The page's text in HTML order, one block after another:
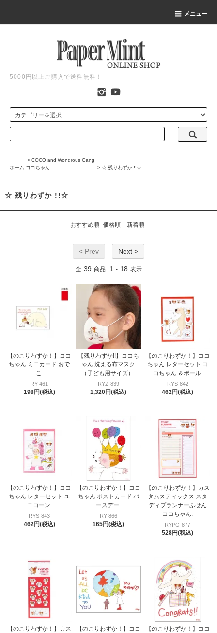
メニュー
5000円以上ご購入で送料無料！
ホーム
> COCO and Wondrous Gang
ココちゃん
> ☆ 残りわずか !!☆
☆ 残りわずか !!☆
おすすめ順 価格順 新着順
< Prev Next >
全 39 商品 1 - 18 表示
【のこりわずか！】ココ
ちゃん ミニカード おで
こ.
RY-461
198円(税込)
【残りわずか!!】ココち
ゃん 洗える布マスク
（子ども用サイズ）.
RYZ-839
1,320円(税込)
【のこりわずか！】ココ
ちゃん レターセット コ
コちゃん ＆ポール.
RYS-842
462円(税込)
【のこりわずか！】ココ
ちゃん レターセット ユ
ニコーン.
RYS-843
462円(税込)
【のこりわずか！】ココ
ちゃん ポストカード バ
ースデー.
RY-866
165円(税込)
【のこりわずか！】カス
タムスティックス スタ
ディプランナーふせん
ココちゃん.
RYPG-877
528円(税込)
【のこりわずか！】カス
【のこりわずか！】ココ
【のこりわずか！】ココ